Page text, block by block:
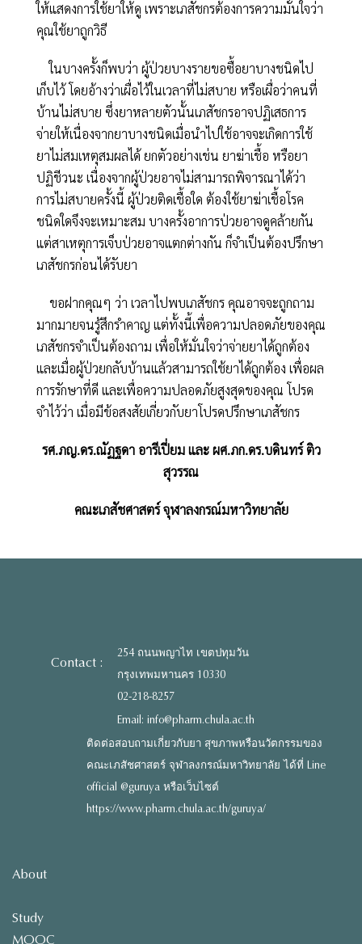
ให้แสดงการใช้ยาให้ดู เพราะเภสัชกรต้องการความมั่นใจว่า
คุณใช้ยาถูกวิธี
ในบางครั้งก็พบว่า ผู้ป่วยบางรายขอซื้อยาบางชนิดไป
เก็บไว้ โดยอ้างว่าเผื่อไว้ในเวลาที่ไม่สบาย หรือเผื่อว่าคนที่
บ้านไม่สบาย ซึ่งยาหลายตัวนั้นเภสัชกรอาจปฏิเสธการ
จ่ายให้เนื่องจากยาบางชนิดเมื่อนำไปใช้อาจจะเกิดการใช้
ยาไม่สมเหตุสมผลได้ ยกตัวอย่างเช่น ยาฆ่าเชื้อ หรือยา
ปฏิชีวนะ เนื่องจากผู้ป่วยอาจไม่สามารถพิจารณาได้ว่า
การไม่สบายครั้งนี้ ผู้ป่วยติดเชื้อใด ต้องใช้ยาฆ่าเชื้อโรค
ชนิดใดจึงจะเหมาะสม บางครั้งอาการป่วยอาจดูคล้ายกัน
แต่สาเหตุการเจ็บป่วยอาจแตกต่างกัน ก็จำเป็นต้องปรึกษา
เภสัชกรก่อนได้รับยา
ขอฝากคุณๆ ว่า เวลาไปพบเภสัชกร คุณอาจจะถูกถาม
มากมายจนรู้สึกรำคาญ แต่ทั้งนี้เพื่อความปลอดภัยของคุณ
เภสัชกรจำเป็นต้องถาม เพื่อให้มั่นใจว่าจ่ายยาได้ถูกต้อง
และเมื่อผู้ป่วยกลับบ้านแล้วสามารถใช้ยาได้ถูกต้อง เพื่อผล
การรักษาที่ดี และเพื่อความปลอดภัยสูงสุดของคุณ โปรด
จำไว้ว่า เมื่อมีข้อสงสัยเกี่ยวกับยาโปรดปรึกษาเภสัชกร
รศ.ภญ.ดร.ณัฏฐดา อารีเปี่ยม และ ผศ.ภก.ดร.บดินทร์ ติว
สุวรรณ
คณะเภสัชศาสตร์ จุฬาลงกรณ์มหาวิทยาลัย
Contact :
254 ถนนพญาไท เขตปทุมวัน
กรุงเทพมหานคร 10330
02-218-8257
Email: info@pharm.chula.ac.th
ติดต่อสอบถามเกี่ยวกับยา สุขภาพหรือนวัตกรรมของ
คณะเภสัชศาสตร์ จุฬาลงกรณ์มหาวิทยาลัย ได้ที่ Line
official @guruya หรือเว็บไซต์
https://www.pharm.chula.ac.th/guruya/
About
Study
MOOC